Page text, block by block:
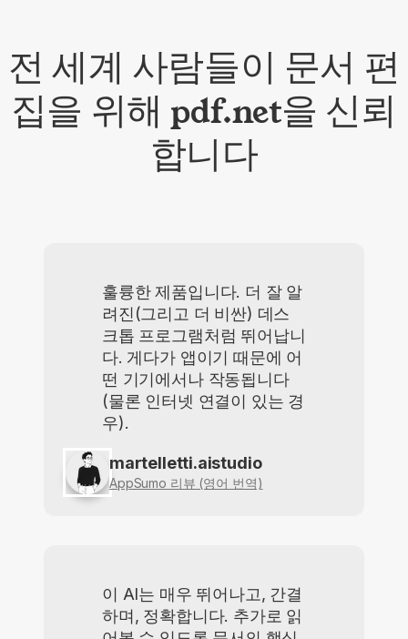
전 세계 사람들이 문서 편
집을 위해 pdf.net을 신뢰
합니다
훌륭한 제품입니다. 더 잘 알
려진(그리고 더 비싼) 데스
크톱 프로그램처럼 뛰어납니
다. 게다가 앱이기 때문에 어
떤 기기에서나 작동됩니다
(물론 인터넷 연결이 있는 경
우).
martelletti.aistudio
AppSumo 리뷰 (영어 번역)
이 AI는 매우 뛰어나고, 간결
하며, 정확합니다. 추가로 읽